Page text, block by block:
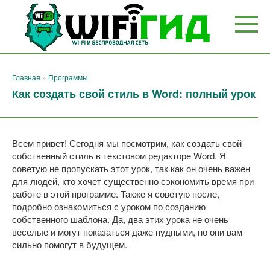
Перейти
контенту
Главная » Программы
Как создать свой стиль в Word: полный урок
Всем привет! Сегодня мы посмотрим, как создать свой
собственный стиль в текстовом редакторе Word. Я
советую не пропускать этот урок, так как он очень важен
для людей, кто хочет существенно сэкономить время при
работе в этой программе. Также я советую после,
подробно ознакомиться с уроком по созданию
собственного шаблона. Да, два этих урока не очень
веселые и могут показаться даже нудными, но они вам
сильно помогут в будущем.